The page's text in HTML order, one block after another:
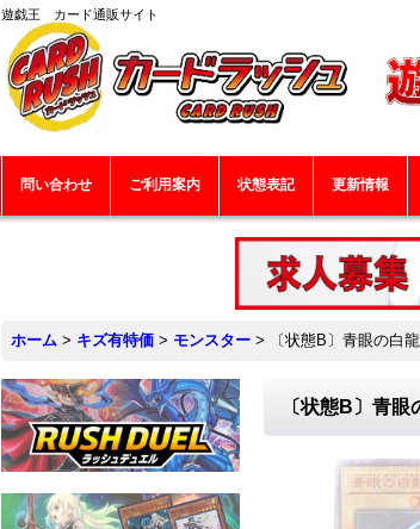
遊戯王 カード通販サイト
問い合わせ ご利用案内 状態表記 更新情報
ホーム > キズ有特価 > モンスター > 〔状態B〕青眼の白
〔状態B〕青